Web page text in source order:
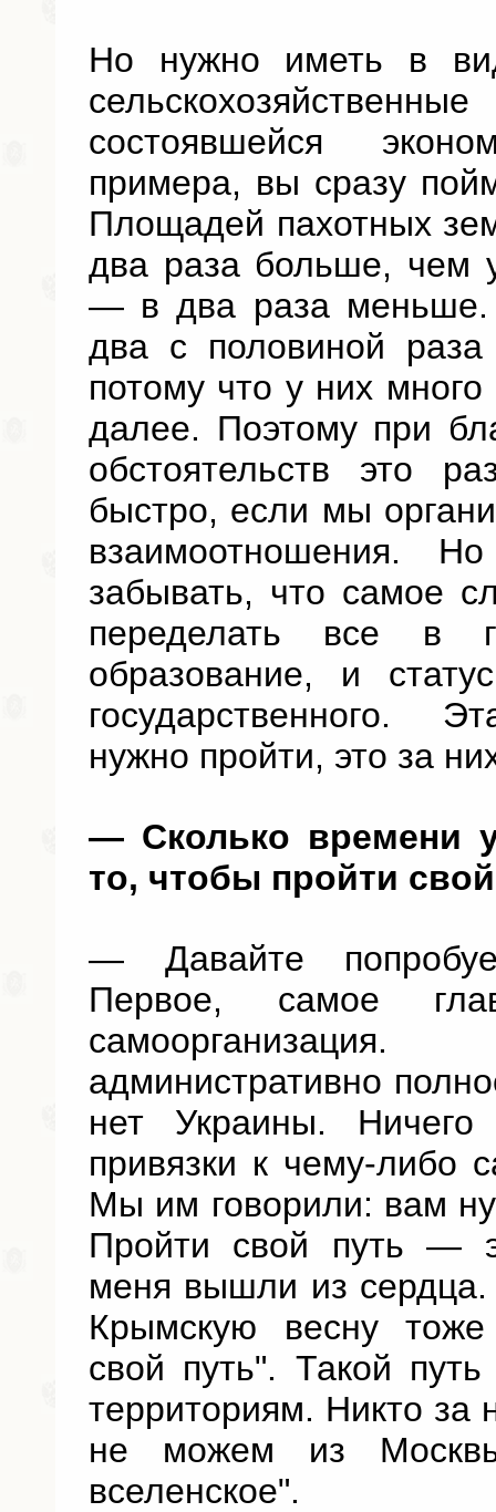
Но нужно иметь в
состоявшейся
примера, вы сразу
Площадей пахотных
два раза больше, чем
— в два раза меньше.
два с половиной
потому что у них
далее. Поэтому при
обстоятельств это
быстро, если мы
взаимоотношения.
забывать, что самое
переделать все
образование, и
государственного.
нужно пройти, это за
— Сколько времени
то, чтобы пройти
— Давайте
Первое, самое
административно
нет Украины.
привязки к чему-либо
Мы им говорили: вам
Пройти свой путь —
меня вышли из сердца.
Крымскую весну
свой путь". Такой
территориям. Никто за
не можем из Москвы
вселенское".